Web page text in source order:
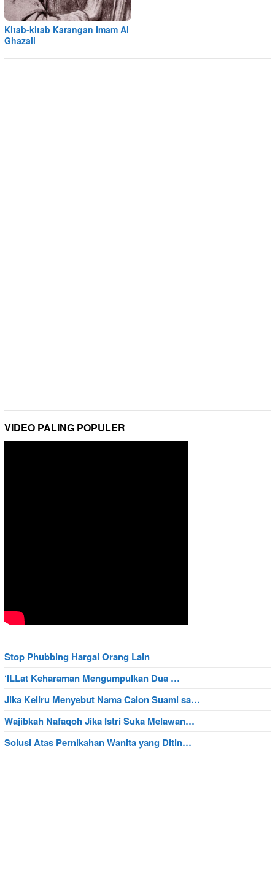
Kitab-kitab Karangan Imam Al
Ghazali
VIDEO PALING POPULER
Stop Phubbing Hargai Orang Lain
‘ILLat Keharaman Mengumpulkan Dua …
Jika Keliru Menyebut Nama Calon Suami sa…
Wajibkah Nafaqoh Jika Istri Suka Melawan…
Solusi Atas Pernikahan Wanita yang Ditin…